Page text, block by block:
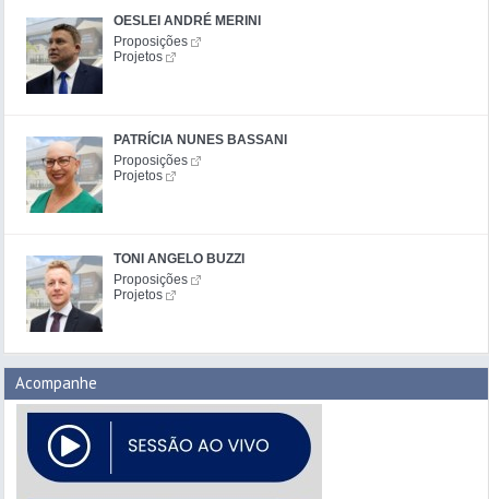
OESLEI ANDRÉ MERINI
Proposições
Projetos
PATRÍCIA NUNES BASSANI
Proposições
Projetos
TONI ANGELO BUZZI
Proposições
Projetos
Acompanhe